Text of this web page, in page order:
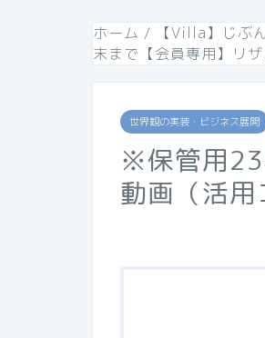
ホーム / 【Villa】じぶ
末まで【会員専用】リ
世界観の実装・ビジネス展開
※保管用23
動画（活用